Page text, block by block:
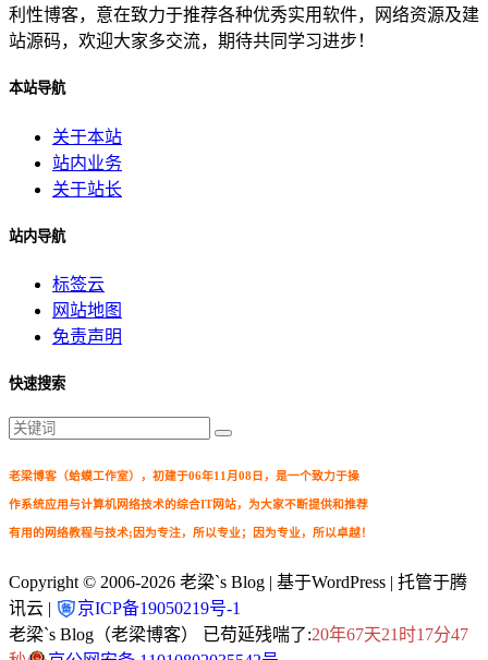
利性博客，意在致力于推荐各种优秀实用软件，网络资源及建
站源码，欢迎大家多交流，期待共同学习进步！
本站导航
关于本站
站内业务
关于站长
站内导航
标签云
网站地图
免责声明
快速搜索
老梁博客（蛤蟆工作室），初建于06年11月08日，是一个致力于操
作系统应用与计算机网络技术的综合IT网站，为大家不断提供和推荐
有用的网络教程与技术;因为专注，所以专业；因为专业，所以卓越！
Copyright © 2006-2026 老梁`s Blog | 基于WordPress | 托管于腾
讯云 |
京ICP备19050219号-1
老梁`s Blog（老梁博客） 已苟延残喘了:20年67天21时17分48